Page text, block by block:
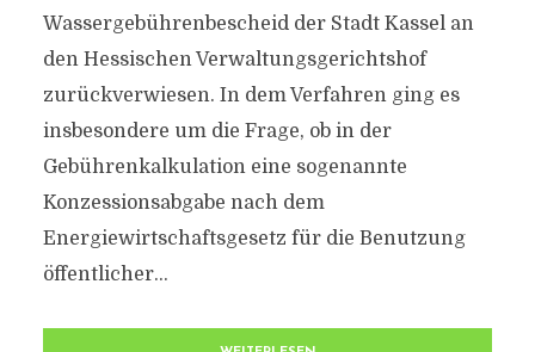
Wassergebührenbescheid der Stadt Kassel an
den Hessischen Verwaltungsgerichtshof
zurückverwiesen. In dem Verfahren ging es
insbesondere um die Frage, ob in der
Gebührenkalkulation eine sogenannte
Konzessionsabgabe nach dem
Energiewirtschaftsgesetz für die Benutzung
öffentlicher...